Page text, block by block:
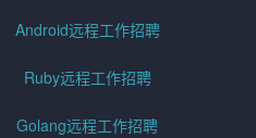
Android远程工作招聘
Ruby远程工作招聘
Golang远程工作招聘